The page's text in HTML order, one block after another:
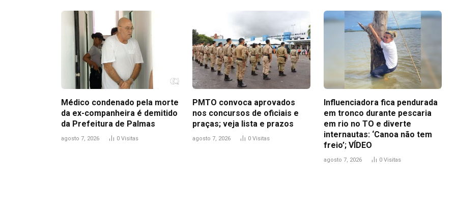
Médico condenado pela morte
da ex-companheira é demitido
da Prefeitura de Palmas
agosto 7, 2026 0 Visitas
PMTO convoca aprovados
nos concursos de oficiais e
praças; veja lista e prazos
agosto 7, 2026 0 Visitas
Influenciadora fica pendurada
em tronco durante pescaria
em rio no TO e diverte
internautas: ‘Canoa não tem
freio’; VÍDEO
agosto 7, 2026 0 Visitas